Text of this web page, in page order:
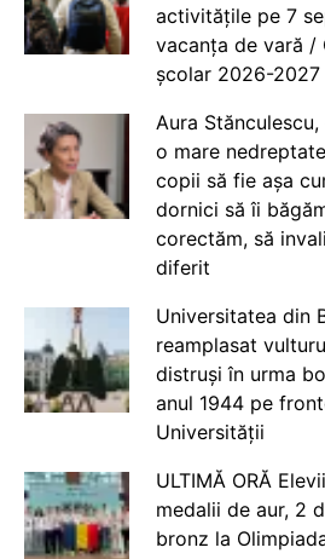
activitățile pe 7
vacanța de vară /
școlar 2026-
Aura
o mare
copii să fie așa
dornici să îi
corectăm, să
diferit
Universitatea din
reamplasat
distruși în urma
anul 1944 pe
Universității
ULTIMĂ ORĂ
medalii de aur, 2
bronz la